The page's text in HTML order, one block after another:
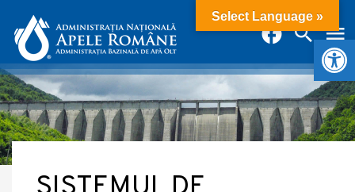
Select Language »